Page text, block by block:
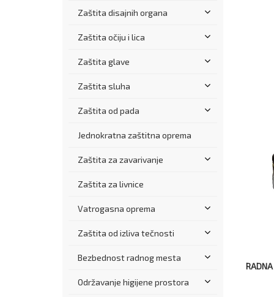
Zaštita disajnih organa
Zaštita očiju i lica
Zaštita glave
Zaštita sluha
Zaštita od pada
Jednokratna zaštitna oprema
Zaštita za zavarivanje
Zaštita za livnice
Vatrogasna oprema
Zaštita od izliva tečnosti
Bezbednost radnog mesta
Održavanje higijene prostora